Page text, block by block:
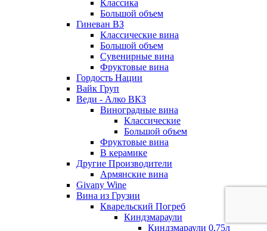
Классика
Большой объем
Гиневан ВЗ
Классические вина
Большой объем
Сувенирные вина
Фруктовые вина
Гордость Нации
Вайк Груп
Веди - Алко ВКЗ
Виноградные вина
Классические
Большой объем
Фруктовые вина
В керамике
Другие Производители
Армянские вина
Givany Wine
Вина из Грузии
Кварельский Погреб
Киндзмараули
Киндзмараули 0,75л